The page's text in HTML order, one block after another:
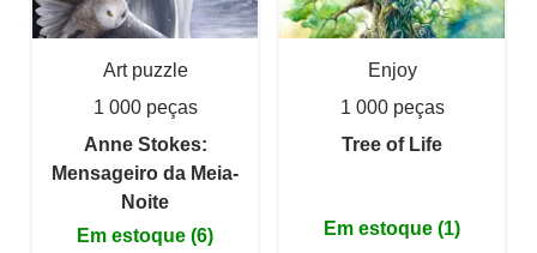
Art puzzle
1 000 peças
Anne Stokes:
Mensageiro da Meia-
Noite
Em estoque (6)
Enjoy
1 000 peças
Tree of Life
Em estoque (1)